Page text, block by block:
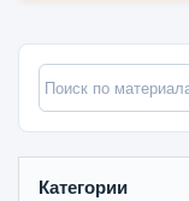
Категории